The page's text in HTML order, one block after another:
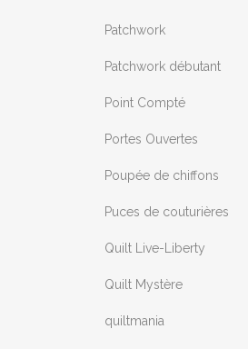
Patchwork
Patchwork débutant
Point Compté
Portes Ouvertes
Poupée de chiffons
Puces de couturières
Quilt Live-Liberty
Quilt Mystère
quiltmania